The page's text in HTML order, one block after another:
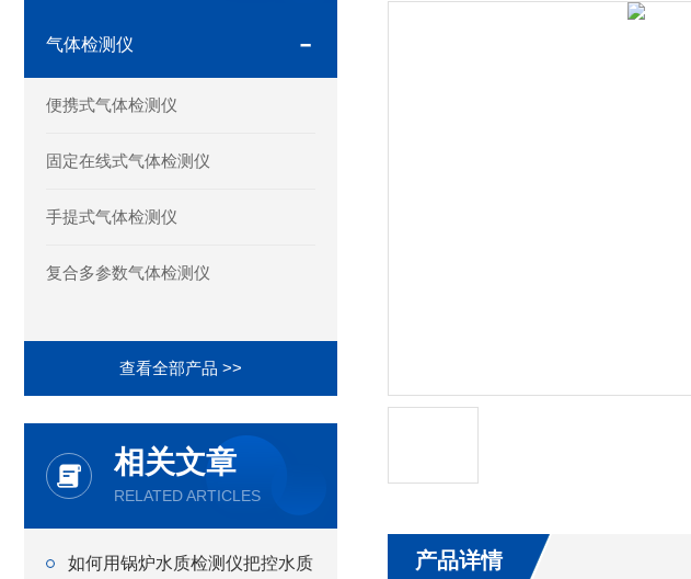
气体检测仪
便携式气体检测仪
固定在线式气体检测仪
手提式气体检测仪
复合多参数气体检测仪
查看全部产品 >>
相关文章
RELATED ARTICLES
如何用锅炉水质检测仪把控水质
产品详情